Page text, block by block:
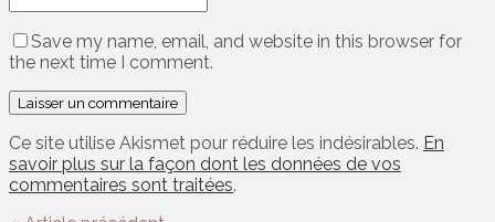
Save my name, email, and website in this browser for
the next time I comment.
Ce site utilise Akismet pour réduire les indésirables. En
savoir plus sur la façon dont les données de vos
commentaires sont traitées.